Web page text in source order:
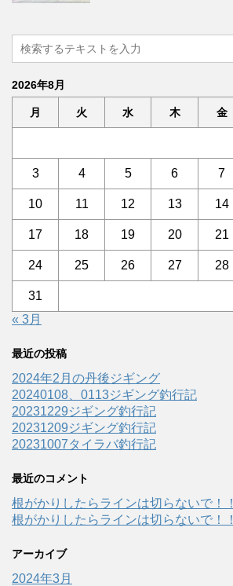
2026年8月
月 火 水 木 金
3 4 5 6 7
10 11 12 13 14
17 18 19 20 21
24 25 26 27 28
31
« 3月
最近の投稿
2024年2月の丹後ジギング
20240108、0113ジギング釣行記
20231229ジギング釣行記
20231209ジギング釣行記
20231007タイラバ釣行記
最近のコメント
根がかりしたらラインは切らないで！！
根がかりしたらラインは切らないで！！
アーカイブ
2024年3月